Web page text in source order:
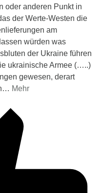
oder anderen Punkt in
der Werte-Westen die
am
würden was
der Ukraine führen
ukrainische Armee (…..)
gewesen, derart
… Mehr